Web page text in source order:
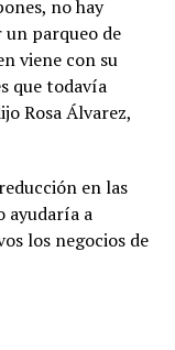
no hay
parqueo de
viene con su
que todavía
Rosa Álvarez,
en las
ayudaría a
los negocios de